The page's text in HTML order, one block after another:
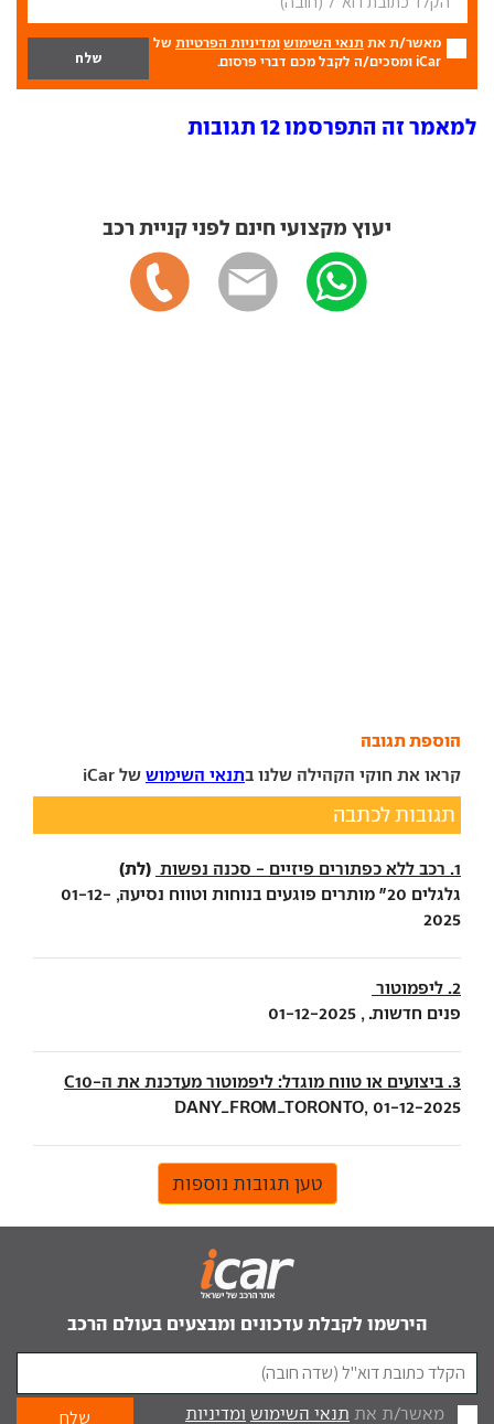
מאשר/ת את תנאי השימוש ומדיניות הפרטיות של
iCar ומסכים/ה לקבל מכם דברי פרסום.
למאמר זה התפרסמו 12 תגובות
יעוץ מקצועי חינם לפני קניית רכב
הוספת תגובה
קראו את חוקי הקהילה שלנו בתנאי השימוש של iCar
תגובות לכתבה
1. רכב ללא כפתורים פיזיים - סכנה נפשות (לת)
גלגלים 20" מותרים פוגעים בנוחות וטווח נסיעה, 01-12-
2025
2. ליפמוטור
פנים חדשות. , 01-12-2025
3. ביצועים או טווח מוגדל: ליפמוטור מעדכנת את ה-C10
DANY_FROM_TORONTO, 01-12-2025
טען תגובות נוספות
הירשמו לקבלת עדכונים ומבצעים בעולם הרכב
מאשר/ת את תנאי השימוש ומדיניות